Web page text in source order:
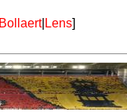
Bollaert| Lens]